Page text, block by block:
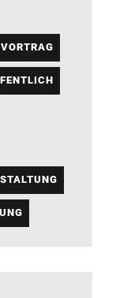
VORTRAG